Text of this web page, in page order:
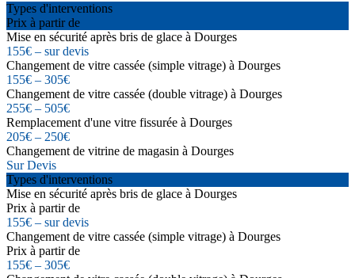
Types d'interventions
Prix à partir de
Mise en sécurité après bris de glace à Dourges
155€ – sur devis
Changement de vitre cassée (simple vitrage) à Dourges
155€ – 305€
Changement de vitre cassée (double vitrage) à Dourges
255€ – 505€
Remplacement d'une vitre fissurée à Dourges
205€ – 250€
Changement de vitrine de magasin à Dourges
Sur Devis
Types d'interventions
Mise en sécurité après bris de glace à Dourges
Prix à partir de
155€ – sur devis
Changement de vitre cassée (simple vitrage) à Dourges
Prix à partir de
155€ – 305€